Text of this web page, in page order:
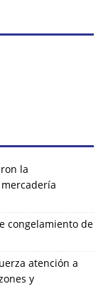
la
congelamiento de
atención a
y